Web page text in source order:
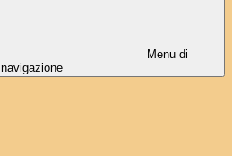
Menu di
navigazione